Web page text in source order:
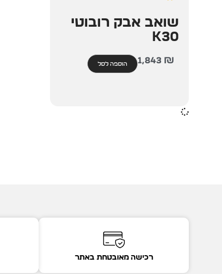
שואב אבק רובוטי
K30
1,843 ₪ הוספה לסל
רכישה מאובטחת באתר